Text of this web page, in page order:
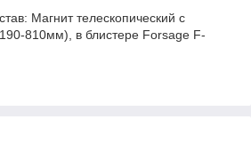
Магнит телескопический с
810мм), в блистере Forsage F-